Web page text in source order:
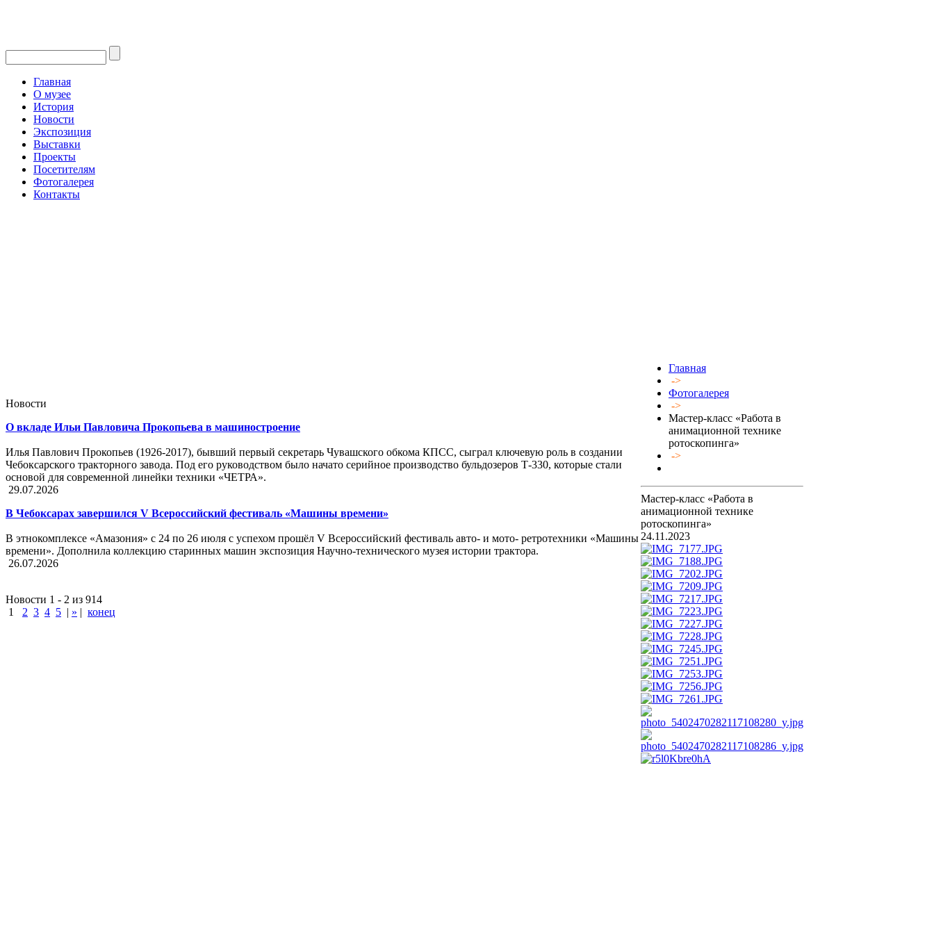
Главная
О музее
История
Новости
Экспозиция
Выставки
Проекты
Посетителям
Фотогалерея
Контакты
Новости
О вкладе Ильи Павловича Прокопьева в машиностроение
Илья Павлович Прокопьев (1926-2017), бывший первый секретарь Чувашского обкома КПСС, сыграл ключевую роль в создании
Чебоксарского тракторного завода. Под его руководством было начато серийное производство бульдозеров Т-330, которые стали
основой для современной линейки техники «ЧЕТРА».
29.07.2026
В Чебоксарах завершился V Всероссийский фестиваль «Машины времени»
В этнокомплексе «Амазония» с 24 по 26 июля с успехом прошёл V Всероссийский фестиваль авто- и мото- ретротехники «Машины
времени». Дополнила коллекцию старинных машин экспозиция Научно-технического музея истории трактора.
26.07.2026
Новости 1 - 2 из 914
1
2 3 4 5 | » | конец
Главная
->
Фотогалерея
->
Мастер-класс «Работа в
анимационной технике
ротоскопинга»
->
Мастер-класс «Работа в
анимационной технике
ротоскопинга»
24.11.2023